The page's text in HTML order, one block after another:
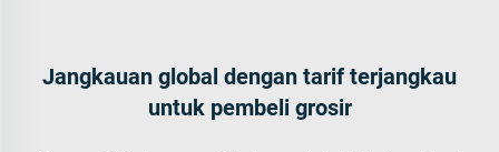
Jangkauan global dengan tarif terjangkau
untuk pembeli grosir